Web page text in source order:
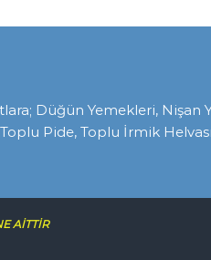
Düğün Yemekleri, Nişan
Pide, Toplu İrmik
AİTTİR